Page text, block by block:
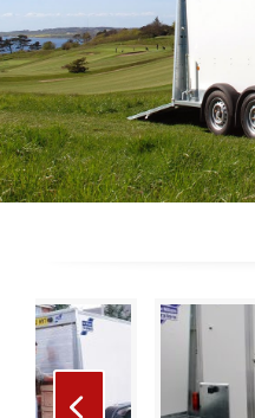
Use
the
left
and